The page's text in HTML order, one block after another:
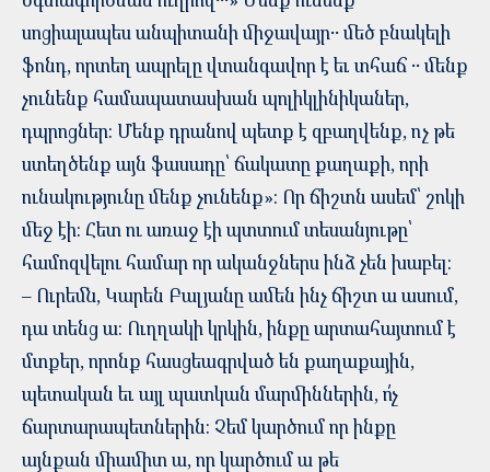
սոցիալապես անպիտանի միջավայր․․ մեծ բնակելի
ֆոնդ, որտեղ ապրելը վտանգավոր է եւ տհաճ ․․ մենք
չունենք համապատասխան պոլիկլինիկաներ,
դպրոցներ։ Մենք դրանով պետք է զբաղվենք, ոչ թե
ստեղծենք այն ֆասադը՝ ճակատը քաղաքի, որի
ունակությունը մենք չունենք»։ Որ ճիշտն ասեմ՝ շոկի
մեջ էի։ Հետ ու առաջ էի պտտում տեսանյութը՝
համոզվելու համար որ ականջներս ինձ չեն խաբել։
– Ուրեմն, Կարեն Բալյանը ամեն ինչ ճիշտ ա ասում,
դա տենց ա: Ուղղակի կրկին, ինքը արտահայտում է
մտքեր, որոնք հասցեագրված են քաղաքային,
պետական եւ այլ պատկան մարմիններին, ո՛չ
ճարտարապետներին: Չեմ կարծում որ ինքը
այնքան միամիտ ա, որ կարծում ա թե